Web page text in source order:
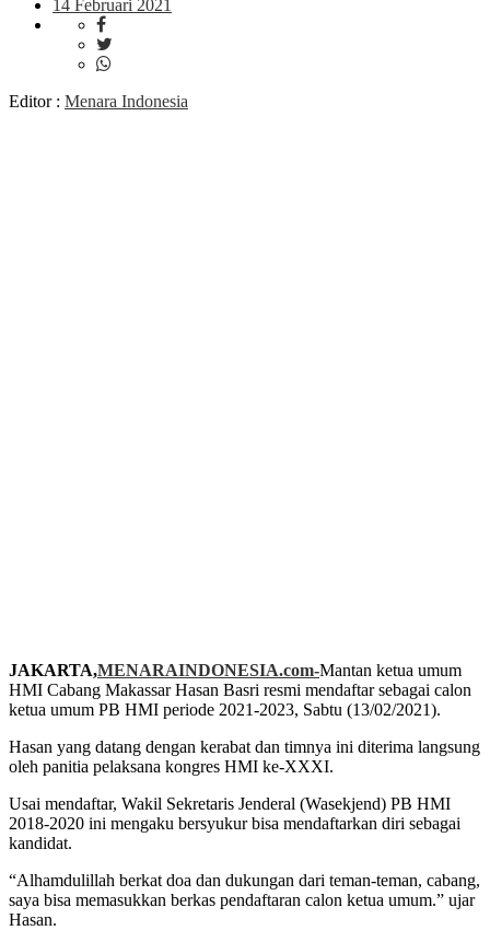
14 Februari 2021
Editor : Menara Indonesia
JAKARTA,MENARAINDONESIA.com-Mantan ketua umum
HMI Cabang Makassar Hasan Basri resmi mendaftar sebagai calon
ketua umum PB HMI periode 2021-2023, Sabtu (13/02/2021).
Hasan yang datang dengan kerabat dan timnya ini diterima langsung
oleh panitia pelaksana kongres HMI ke-XXXI.
Usai mendaftar, Wakil Sekretaris Jenderal (Wasekjend) PB HMI
2018-2020 ini mengaku bersyukur bisa mendaftarkan diri sebagai
kandidat.
“Alhamdulillah berkat doa dan dukungan dari teman-teman, cabang,
saya bisa memasukkan berkas pendaftaran calon ketua umum.” ujar
Hasan.